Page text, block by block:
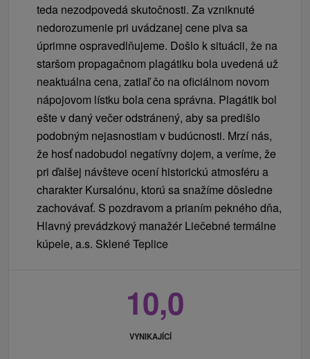
teda nezodpovedá skutočnosti. Za vzniknuté
nedorozumenie pri uvádzanej cene piva sa
úprimne ospravedlňujeme. Došlo k situácii, že na
staršom propagačnom plagátiku bola uvedená už
neaktuálna cena, zatiaľ čo na oficiálnom novom
nápojovom lístku bola cena správna. Plagátik bol
ešte v daný večer odstránený, aby sa predišlo
podobným nejasnostiam v budúcnosti. Mrzí nás,
že hosť nadobudol negatívny dojem, a veríme, že
pri ďalšej návšteve ocení historickú atmosféru a
charakter Kursalónu, ktorú sa snažíme dôsledne
zachovávať. S pozdravom a prianím pekného dňa,
Hlavný prevádzkový manažér Liečebné termálne
kúpele, a.s. Sklené Teplice
10,0
VYNIKAJÍCÍ